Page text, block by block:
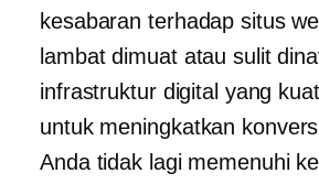
kesabaran terhadap situs
lambat dimuat atau sulit
infrastruktur digital yang
untuk meningkatkan
Anda tidak lagi memenuhi